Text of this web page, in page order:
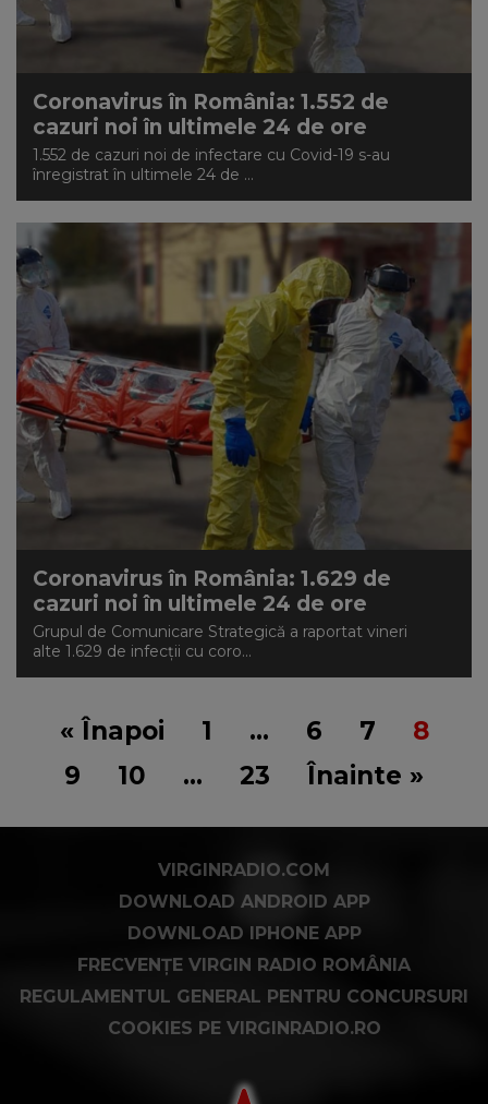
Coronavirus în România: 1.552 de
cazuri noi în ultimele 24 de ore
1.552 de cazuri noi de infectare cu Covid-19 s-au
înregistrat în ultimele 24 de ...
Coronavirus în România: 1.629 de
cazuri noi în ultimele 24 de ore
Grupul de Comunicare Strategică a raportat vineri
alte 1.629 de infecții cu coro...
« Înapoi 1 … 6 7
8
9
10 … 23 Înainte »
VIRGINRADIO.COM
DOWNLOAD ANDROID APP
DOWNLOAD IPHONE APP
FRECVENȚE VIRGIN RADIO ROMÂNIA
REGULAMENTUL GENERAL PENTRU CONCURSURI
COOKIES PE VIRGINRADIO.RO